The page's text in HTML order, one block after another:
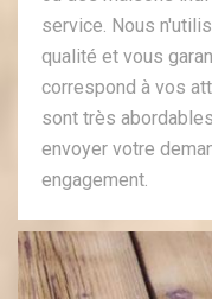
service. Nous
qualité et vous
correspond à vos
sont très
envoyer votre
engagement.